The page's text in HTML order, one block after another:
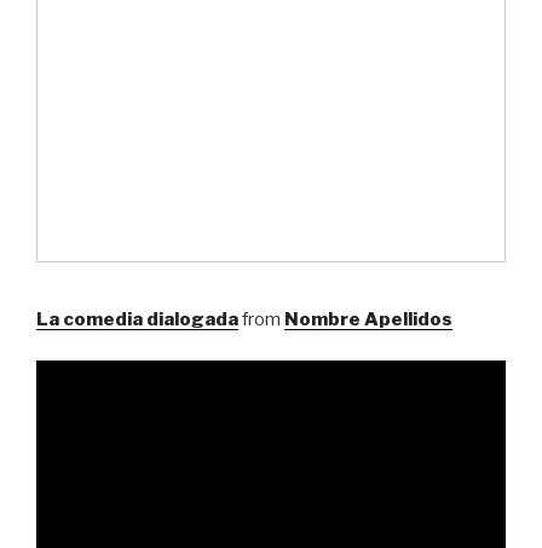
La comedia dialogadafrom Nombre Apellidos